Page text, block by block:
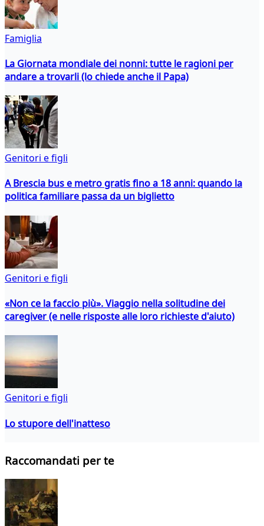
Famiglia
La Giornata mondiale dei nonni: tutte le ragioni per
andare a trovarli (lo chiede anche il Papa)
Genitori e figli
A Brescia bus e metro gratis fino a 18 anni: quando la
politica familiare passa da un biglietto
Genitori e figli
«Non ce la faccio più». Viaggio nella solitudine dei
caregiver (e nelle risposte alle loro richieste d'aiuto)
Genitori e figli
Lo stupore dell'inatteso
Raccomandati per te